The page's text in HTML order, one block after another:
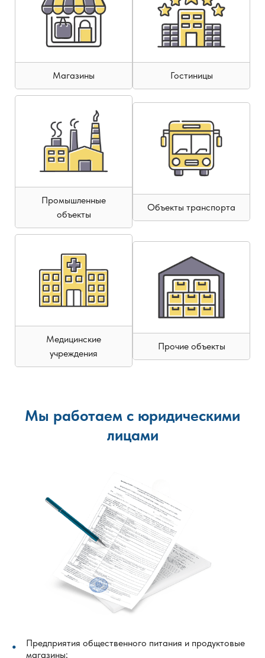
Магазины Гостиницы
Промышленные
объекты
Объекты транспорта
Медицинские
учреждения
Прочие объекты
Мы работаем с юридическими
лицами
Предприятия общественного питания и продуктовые
магазины;